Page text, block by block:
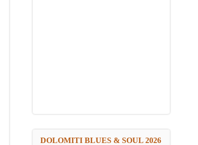
DOLOMITI BLUES & SOUL 2026